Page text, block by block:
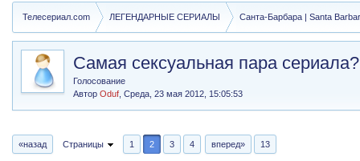
Телесериал.com ЛЕГЕНДАРНЫЕ СЕРИАЛЫ Санта-Барбара | Santa
Самая сексуальная пара сериала?
Голосование
АвторOduf ,Среда, 23 мая 2012, 15:05:53
«назад Страницы 1 2 3 4 вперед» 13